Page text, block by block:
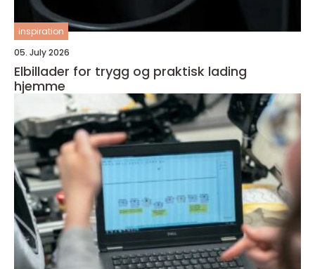
inspiration
05. July 2026
Elbillader for trygg og praktisk lading
hjemme